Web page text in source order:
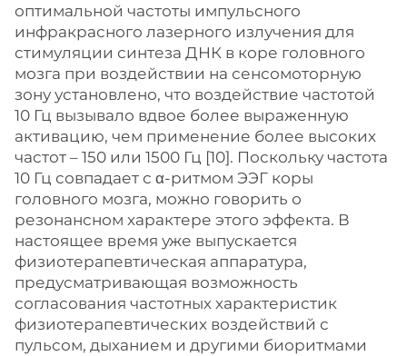
оптимальной частоты импульсного
инфракрасного лазерного излучения для
стимуляции синтеза ДНК в коре головного
мозга при воздействии на сенсомоторную
зону установлено, что воздействие частотой
10 Гц вызывало вдвое более выраженную
активацию, чем применение более высоких
частот – 150 или 1500 Гц [10]. Поскольку частота
10 Гц совпадает с α-ритмом ЭЭГ коры
головного мозга, можно говорить о
резонансном характере этого эффекта. В
настоящее время уже выпускается
физиотерапевтическая аппаратура,
предусматривающая возможность
согласования частотных характеристик
физиотерапевтических воздействий с
пульсом, дыханием и другими биоритмами